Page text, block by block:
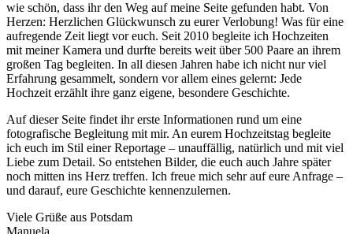
wie schön, dass ihr den Weg auf meine Seite gefunden habt. Von
Herzen: Herzlichen Glückwunsch zu eurer Verlobung! Was für eine
aufregende Zeit liegt vor euch. Seit 2010 begleite ich Hochzeiten
mit meiner Kamera und durfte bereits weit über 500 Paare an ihrem
großen Tag begleiten. In all diesen Jahren habe ich nicht nur viel
Erfahrung gesammelt, sondern vor allem eines gelernt: Jede
Hochzeit erzählt ihre ganz eigene, besondere Geschichte.
Auf dieser Seite findet ihr erste Informationen rund um eine
fotografische Begleitung mit mir. An eurem Hochzeitstag begleite
ich euch im Stil einer Reportage – unauffällig, natürlich und mit viel
Liebe zum Detail. So entstehen Bilder, die euch auch Jahre später
noch mitten ins Herz treffen. Ich freue mich sehr auf eure Anfrage –
und darauf, eure Geschichte kennenzulernen.
Viele Grüße aus Potsdam